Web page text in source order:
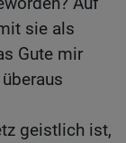
sie als
Gute mir
geistlich ist,